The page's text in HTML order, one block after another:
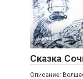
Сказки
Сказка
Описание: